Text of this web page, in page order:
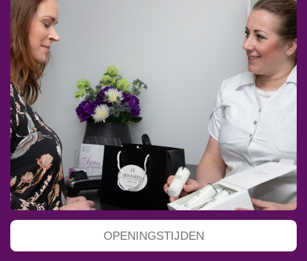
OPENINGSTIJDEN